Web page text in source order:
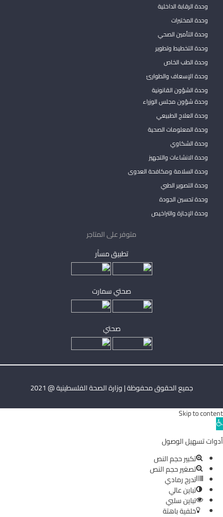
وحدة الرقابة الداخلية
وحدة المختبرات
وحدة التأمين الصحي
وحدة التخطيط وتطوير
وحدة الطب الخاص
وحدة الإسعاف والطوارئ
وحدة الشؤون القانونية
وحدة شؤون مجلس الوزراء
وحدة العلاج الطبيعي
وحدة المعلومات الصحية
وحدة الشكاوي
وحدة الانشاءات والتجهيز
وحدة السلامة ومكافحة العدوى
وحدة التصوير الطبي
وحدة تحسين الجودة
وحدة الإجازة والتراخيص
متوفر على المتاجر
تطبيق مساْر
صحتي سمارت
صحتي
جميع الحقوق محفوظة | وزارة الصحة الفلسطينية @ 2021
Skip to content
Open
toolbar
أدوات تسهيل الوصول
تكبير حجم النص
تصغير حجم النص
تدرج رمادي
تباين عالي
تباين سلبي
خلفية باهتة